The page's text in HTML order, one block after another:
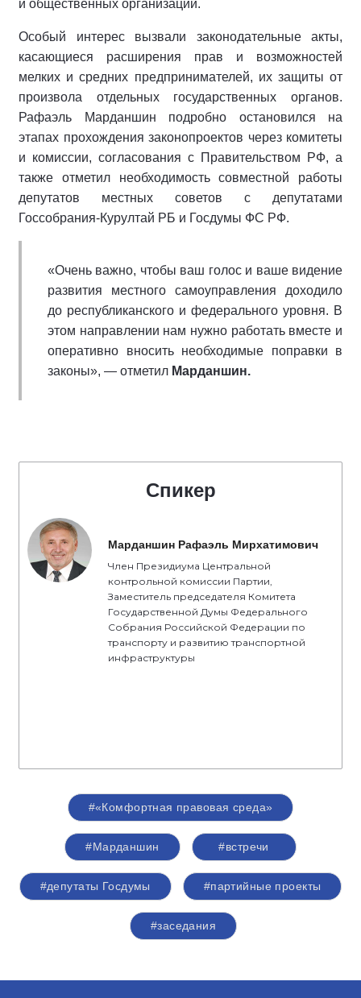
и общественных организаций.
Особый интерес вызвали законодательные акты,
касающиеся расширения прав и возможностей
мелких и средних предпринимателей, их защиты от
произвола отдельных государственных органов.
Рафаэль Марданшин подробно остановился на
этапах прохождения законопроектов через комитеты
и комиссии, согласования с Правительством РФ, а
также отметил необходимость совместной работы
депутатов местных советов с депутатами
Госсобрания-Курултай РБ и Госдумы ФС РФ.
«Очень важно, чтобы ваш голос и ваше видение
развития местного самоуправления доходило
до республиканского и федерального уровня. В
этом направлении нам нужно работать вместе и
оперативно вносить необходимые поправки в
законы», — отметил Марданшин.
Спикер
Марданшин Рафаэль Мирхатимович
Член Президиума Центральной
контрольной комиссии Партии,
Заместитель председателя Комитета
Государственной Думы Федерального
Собрания Российской Федерации по
транспорту и развитию транспортной
инфраструктуры
#«Комфортная правовая среда»
#Марданшин #встречи
#депутаты Госдумы #партийные проекты
#заседания